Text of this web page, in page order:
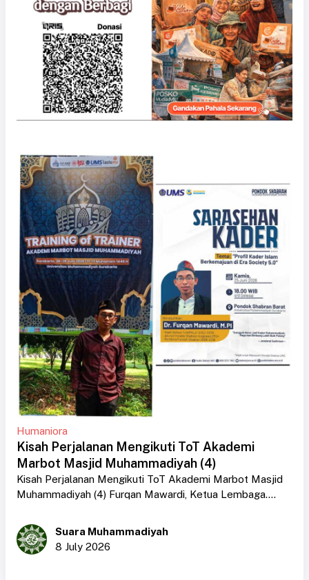
Humaniora
Kisah Perjalanan Mengikuti ToT Akademi
Marbot Masjid Muhammadiyah (4)
Kisah Perjalanan Mengikuti ToT Akademi Marbot Masjid
Muhammadiyah (4) Furqan Mawardi, Ketua Lembaga....
Suara Muhammadiyah
8 July 2026